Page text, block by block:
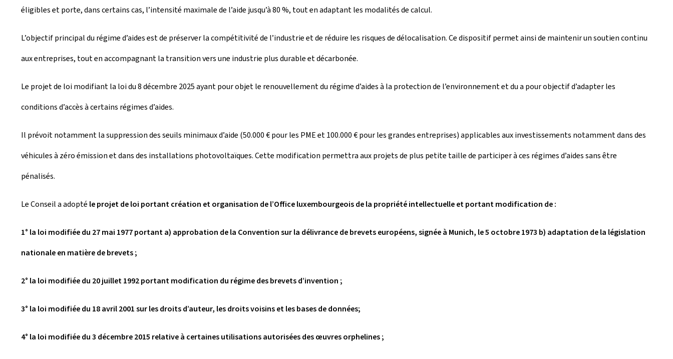
éligibles et porte, dans certains cas, l’intensité maximale de l’aide jusqu’à 80 %, tout en adaptant les modalités de calcul.
L’objectif principal du régime d’aides est de préserver la compétitivité de l’industrie et de réduire les risques de délocalisation. Ce dispositif permet ainsi de maintenir un soutien continu
aux entreprises, tout en accompagnant la transition vers une industrie plus durable et décarbonée.
Le projet de loi modifiant la loi du 8 décembre 2025 ayant pour objet le renouvellement du régime d’aides à la protection de l’environnement et du a pour objectif d’adapter les
conditions d’accès à certains régimes d’aides.
Il prévoit notamment la suppression des seuils minimaux d’aide (50.000 € pour les PME et 100.000 € pour les grandes entreprises) applicables aux investissements notamment dans des
véhicules à zéro émission et dans des installations photovoltaïques. Cette modification permettra aux projets de plus petite taille de participer à ces régimes d’aides sans être
pénalisés.
Le Conseil a adopté le projet de loi portant création et organisation de l’Office luxembourgeois de la propriété intellectuelle et portant modification de :
1° la loi modifiée du 27 mai 1977 portant a) approbation de la Convention sur la délivrance de brevets européens, signée à Munich, le 5 octobre 1973 b) adaptation de la législation
nationale en matière de brevets ;
2° la loi modifiée du 20 juillet 1992 portant modification du régime des brevets d’invention ;
3° la loi modifiée du 18 avril 2001 sur les droits d’auteur, les droits voisins et les bases de données;
4° la loi modifiée du 3 décembre 2015 relative à certaines utilisations autorisées des œuvres orphelines ;